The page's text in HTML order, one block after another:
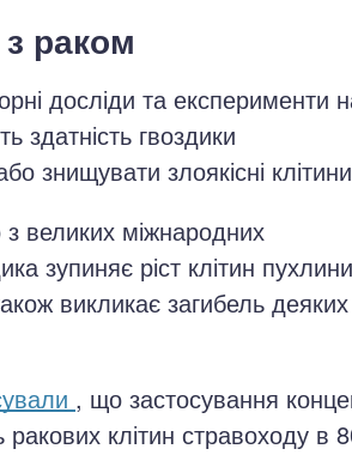
раком
досліди та експерименти
здатність гвоздики
знищувати злоякісні
з великих міжнародних
зупиняє ріст клітин пухлини
викликає загибель
, що застосування
ракових клітин стравоходу в